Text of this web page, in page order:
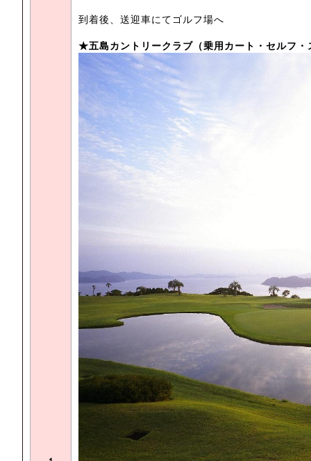
到着後、送迎車にてゴルフ場へ
★五島カントリークラブ（乗用カート・セルフ・